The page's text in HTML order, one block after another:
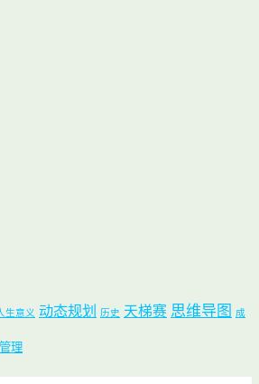
生意义 动态规划 历史 天梯赛 思维导图 成
理